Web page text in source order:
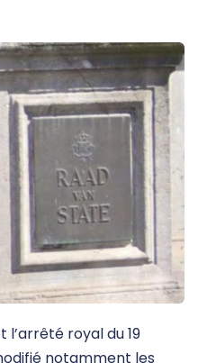
l’arrêté royal du 19
notamment les